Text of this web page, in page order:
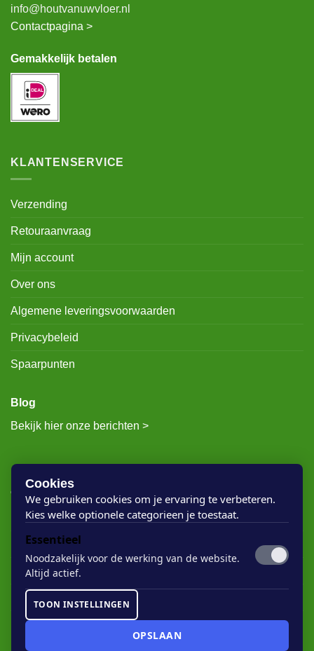
info@houtvanuwvloer.nl
Contactpagina >
Gemakkelijk betalen
KLANTENSERVICE
Verzending
Retouraanvraag
Mijn account
Over ons
Algemene leveringsvoorwaarden
Privacybeleid
Spaarpunten
Blog
Bekijk hier onze berichten >
Rigostep Skylt
Rubio Monocoat Oil Plus 2c
Houten vloer lak
Floorservice Onderhoudsolie
Rubio Monocoat Soap
Cookies
We gebruiken cookies om je ervaring te verbeteren.
Kies welke optionele categorieen je toestaat.
Essentieel
Noodzakelijk voor de werking van de website.
Altijd actief.
TOON INSTELLINGEN
OPSLAAN